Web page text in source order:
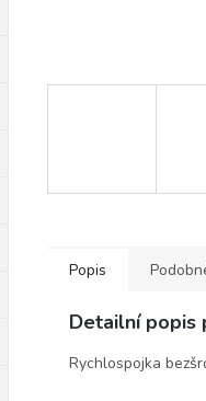
Popis
Detailní popis
Rychlospojka